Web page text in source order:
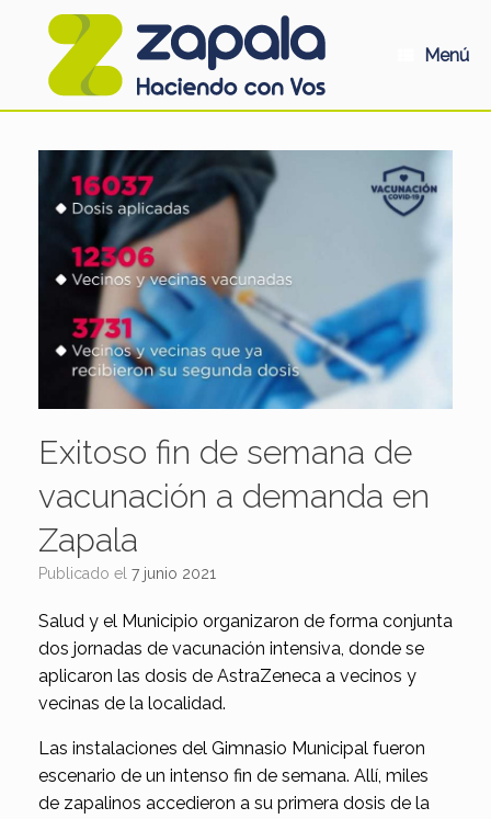
Menú
Exitoso fin de semana de
vacunación a demanda en
Zapala
Publicado el 7 junio 2021
Salud y el Municipio organizaron de forma conjunta
dos jornadas de vacunación intensiva, donde se
aplicaron las dosis de AstraZeneca a vecinos y
vecinas de la localidad.
Las instalaciones del Gimnasio Municipal fueron
escenario de un intenso fin de semana. Allí, miles
de zapalinos accedieron a su primera dosis de la